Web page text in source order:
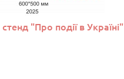
"Про події в Україні"